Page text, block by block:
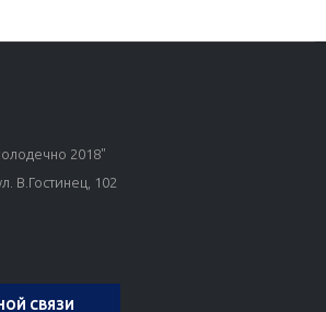
2018"
В.Гостинец, 102
СВЯЗИ